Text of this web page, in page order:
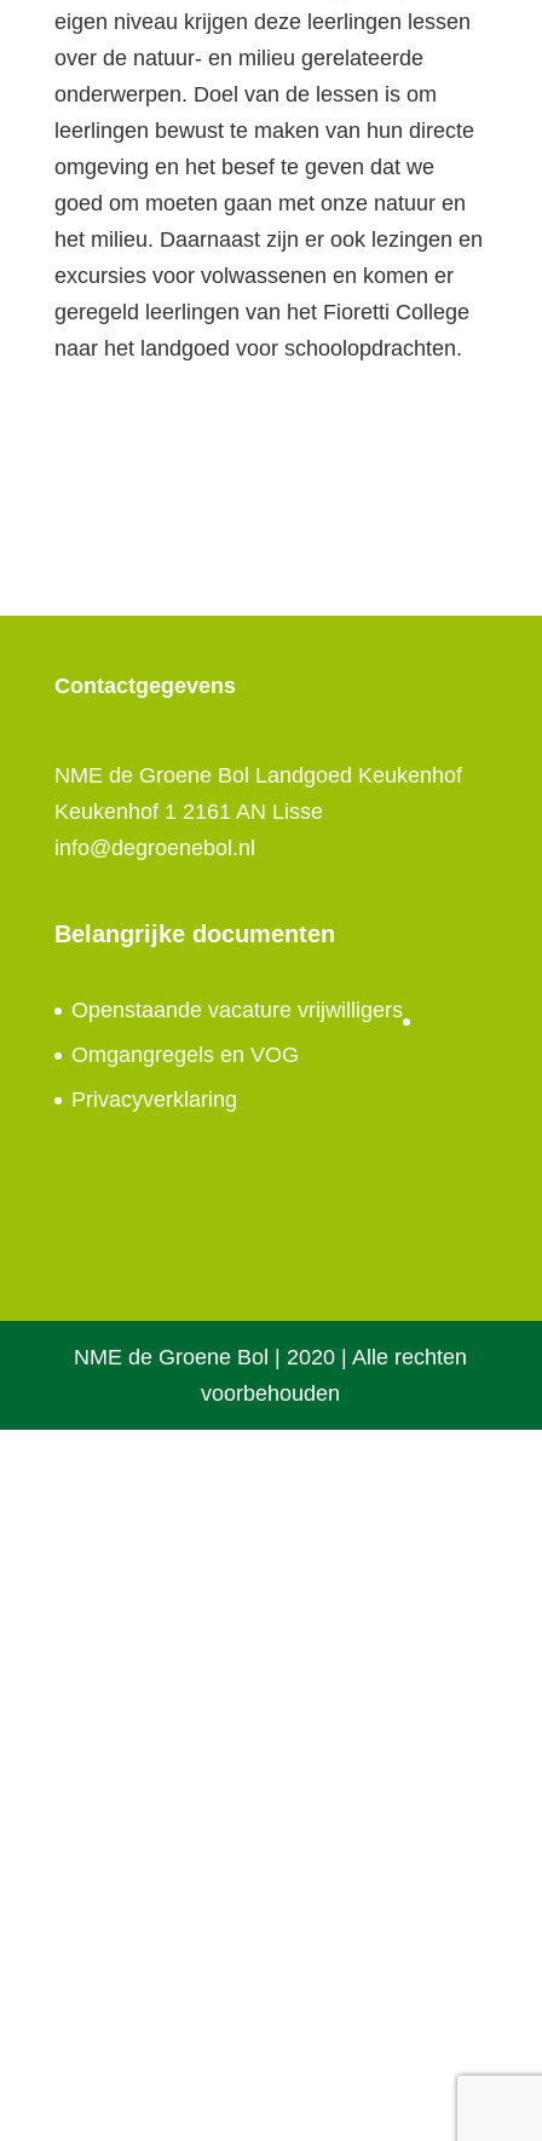
eigen niveau krijgen deze leerlingen lessen
over de natuur- en milieu gerelateerde
onderwerpen. Doel van de lessen is om
leerlingen bewust te maken van hun directe
omgeving en het besef te geven dat we
goed om moeten gaan met onze natuur en
het milieu. Daarnaast zijn er ook lezingen en
excursies voor volwassenen en komen er
geregeld leerlingen van het Fioretti College
naar het landgoed voor schoolopdrachten.
Contactgegevens
NME de Groene Bol Landgoed Keukenhof
Keukenhof 1 2161 AN Lisse
info@degroenebol.nl
Belangrijke documenten
Openstaande vacature vrijwilligers
Omgangregels en VOG
Privacyverklaring
NME de Groene Bol | 2020 | Alle rechten
voorbehouden